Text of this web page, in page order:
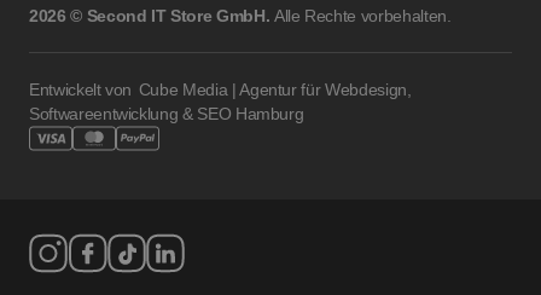
2026 © Second IT Store GmbH. Alle Rechte vorbehalten.
Entwickelt von Cube Media | Agentur für Webdesign,
Softwareentwicklung & SEO Hamburg